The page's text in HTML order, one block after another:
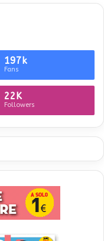
197k
Fans
22K
Followers